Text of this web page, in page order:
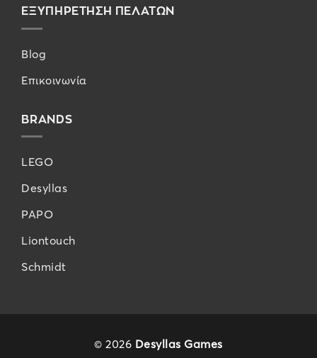
ΕΞΥΠΗΡΕΤΗΣΗ ΠΕΛΑΤΩΝ
Blog
Επικοινωνία
BRANDS
LEGO
Desyllas
PAPO
Liontouch
Schmidt
© 2026 Desyllas Games